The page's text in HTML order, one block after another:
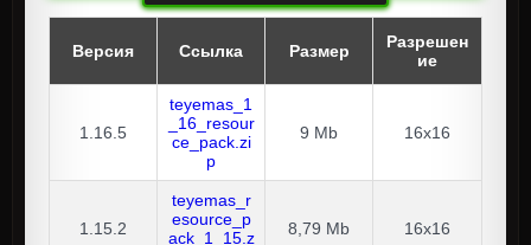
Версия Ссылка Размер
Разрешен
ие
1.16.5
teyemas_1
_16_resour
ce_pack.zi
p
9 Mb 16x16
1.15.2
teyemas_r
esource_p
ack_1_15.z
8,79 Mb 16x16